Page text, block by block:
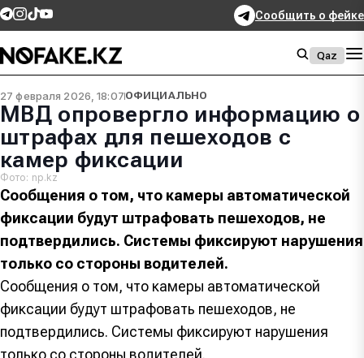
Сообщить о фейке
Qaz
27 февраля 2026, 18:07ОФИЦИАЛЬНО
МВД опровергло информацию о
штрафах для пешеходов с
камер фиксации
Фото: np.kz
Сообщения о том, что камеры автоматической
фиксации будут штрафовать пешеходов, не
подтвердились. Системы фиксируют нарушения
только со стороны водителей.
Сообщения о том, что камеры автоматической
фиксации будут штрафовать пешеходов, не
подтвердились. Системы фиксируют нарушения
только со стороны водителей.